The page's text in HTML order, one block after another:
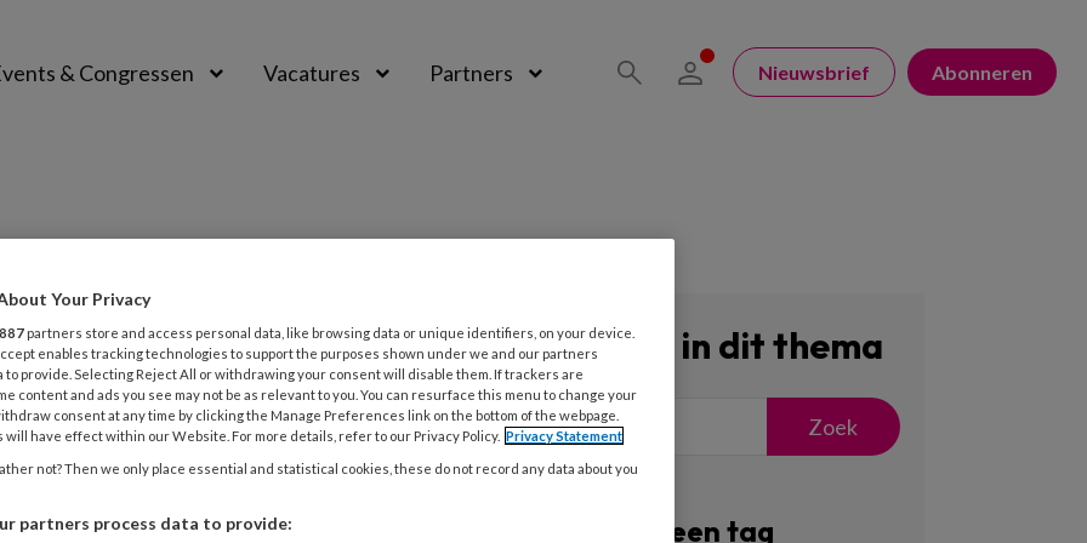
& Congressen Vacatures Partners Nieuwsbrief Abonneren
NIEUWS WET- EN REGELGEVING
kinderopvang: een
plan of té ambitieus?
is de nieuwe directeur Kinderopvang bij
van Sociale Zaken en Werkgelegenheid. In
Zoeken in dit thema
Zoek
Filter op een tag
Your Privacy
887 partners store and access personal data, like browsing data or unique identifiers, on your device.
enables tracking technologies to support the purposes shown under we and our partners
to provide. Selecting Reject All or withdrawing your consent will disable them. If trackers are
content and ads you see may not be as relevant to you. You can resurface this menu to change your
consent at any time by clicking the Manage Preferences link on the bottom of the webpage.
will have effect within our Website. For more details, refer to our Privacy Policy. Privacy Statement
not? Then we only place essential and statistical cookies, these do not record any data about you
partners process data to provide: